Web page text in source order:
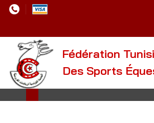
Fédération
Des Sports